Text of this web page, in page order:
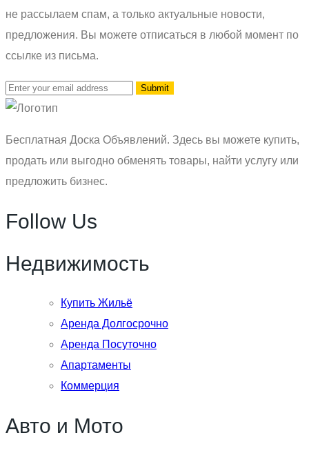
не рассылаем спам, а только актуальные новости,
предложения. Вы можете отписаться в любой момент по
ссылке из письма.
Бесплатная Доска Объявлений. Здесь вы можете купить,
продать или выгодно обменять товары, найти услугу или
предложить бизнес.
Follow Us
Недвижимость
Купить Жильё
Аренда Долгосрочно
Аренда Посуточно
Апартаменты
Коммерция
Авто и Мото